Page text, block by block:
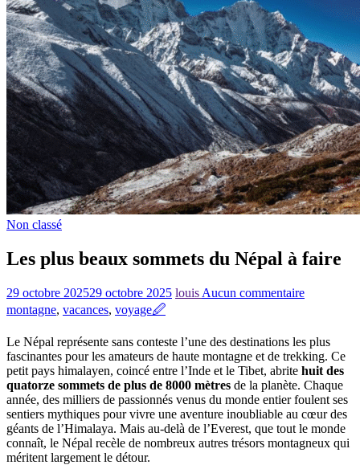
Non classé
Les plus beaux sommets du Népal à faire
29 octobre 202529 octobre 2025 louis Aucun commentaire
montagne, vacances, voyage🖉
Le Népal représente sans conteste l’une des destinations les plus
fascinantes pour les amateurs de haute montagne et de trekking. Ce
petit pays himalayen, coincé entre l’Inde et le Tibet, abrite huit des
quatorze sommets de plus de 8000 mètres de la planète. Chaque
année, des milliers de passionnés venus du monde entier foulent ses
sentiers mythiques pour vivre une aventure inoubliable au cœur des
géants de l’Himalaya. Mais au-delà de l’Everest, que tout le monde
connaît, le Népal recèle de nombreux autres trésors montagneux qui
méritent largement le détour.